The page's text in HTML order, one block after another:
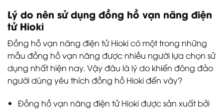
Lý do nên sử dụng đồng hồ vạn năng điện
tử Hioki
Đồng hồ vạn năng điện tử Hioki có một trong những
mẫu đồng hồ vạn năng được nhiều người lựa chọn sử
dụng nhất hiện nay. Vậy đâu là lý do khiến đông đảo
người dùng yêu thích đồng hồ Hioki đến vây?
Đồng hồ vạn năng điện tử Hioki được sản xuất bởi